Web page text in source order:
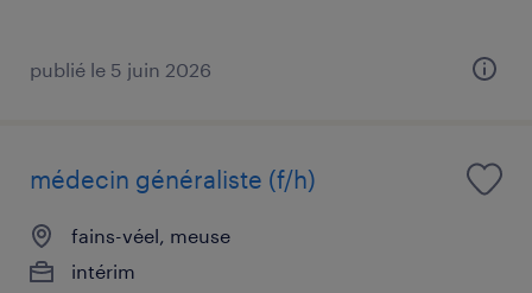
publié le 5 juin 2026
médecin généraliste (f/h)
fains-véel, meuse
intérim